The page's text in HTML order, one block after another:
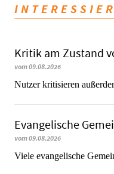
Kritik am Zustand
vom 09.08.2026
Nutzer kritisieren
Evangelische
vom 09.08.2026
Viele evangelische